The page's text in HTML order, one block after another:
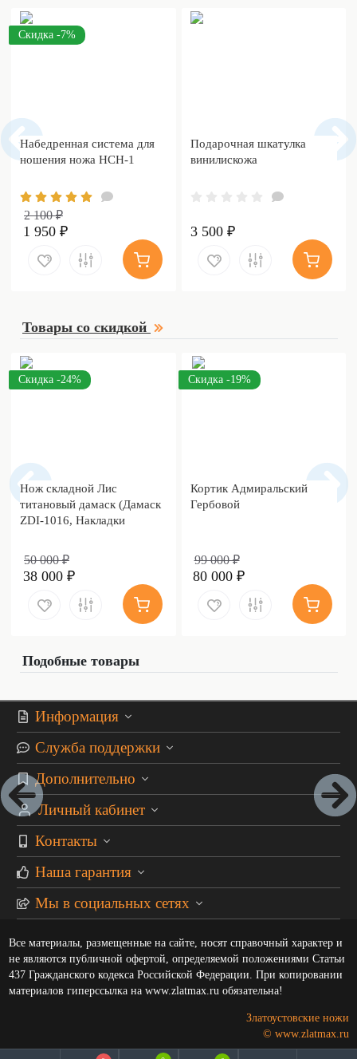
Скидка -7%
Набедренная система для
ношения ножа НСН-1
2 100 ₽
1 950 ₽
Подарочная шкатулка
винилискожа
3 500 ₽
Товары со скидкой
Скидка -24%
Нож складной Лис
титановый дамаск (Дамаск
ZDI-1016, Накладки
50 000 ₽
38 000 ₽
Скидка -19%
Кортик Адмиральский
Гербовой
99 000 ₽
80 000 ₽
Подобные товары
Информация
Служба поддержки
Дополнительно
Личный кабинет
Контакты
Наша гарантия
Мы в социальных сетях
Все материалы, размещенные на сайте, носят справочный характер и
не являются публичной офертой, определяемой положениями Статьи
437 Гражданского кодекса Российской Федерации. При копировании
материалов гиперссылка на www.zlatmax.ru обязательна!
Златоустовские ножи
© www.zlatmax.ru